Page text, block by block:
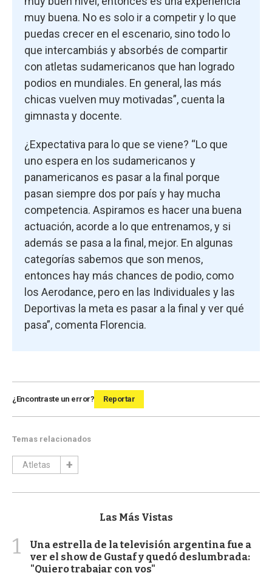
muy buena. No es solo ir a competir y lo que
puedas crecer en el escenario, sino todo lo
que intercambiás y absorbés de compartir
con atletas sudamericanos que han logrado
podios en mundiales. En general, las más
chicas vuelven muy motivadas”, cuenta la
gimnasta y docente.
¿Expectativa para lo que se viene? “Lo que
uno espera en los sudamericanos y
panamericanos es pasar a la final porque
pasan siempre dos por país y hay mucha
competencia. Aspiramos es hacer una buena
actuación, acorde a lo que entrenamos, y si
además se pasa a la final, mejor. En algunas
categorías sabemos que son menos,
entonces hay más chances de podio, como
los Aerodance, pero en las Individuales y las
Deportivas la meta es pasar a la final y ver qué
pasa”, comenta Florencia.
¿Encontraste un error? Reportar
Temas relacionados
Atletas
Las Más Vistas
1
Una estrella de la televisión argentina fue a
ver el show de Gustaf y quedó deslumbrada:
"Quiero trabajar con vos"